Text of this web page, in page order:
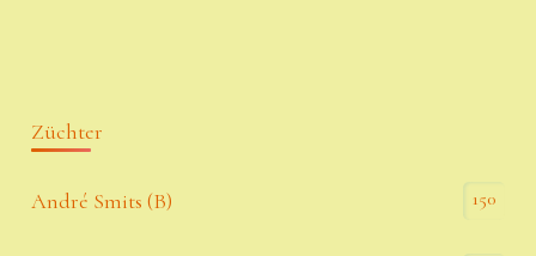
Züchter
André Smits (B) 150